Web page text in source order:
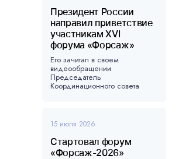
Президент России
направил приветствие
участникам XVI
форума «Форсаж»
Его зачитал в своем
видеообращении
Председатель
Координационного совета
15 июля 2026
Стартовал форум
«Форсаж-2026»